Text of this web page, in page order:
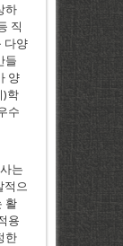
하
직
다양
들
양
)학
수
는
적으
활
용
한